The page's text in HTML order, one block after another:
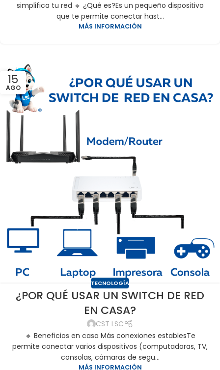
simplifica tu red 🔹 ¿Qué es?Es un pequeño dispositivo
que te permite conectar hast...
MÁS INFORMACIÓN
15
AGO
TECNOLOGÍA
¿POR QUÉ USAR UN SWITCH DE RED
EN CASA?
CST LSC
🔹 Beneficios en casa Más conexiones establesTe
permite conectar varios dispositivos (computadoras, TV,
consolas, cámaras de segu...
MÁS INFORMACIÓN